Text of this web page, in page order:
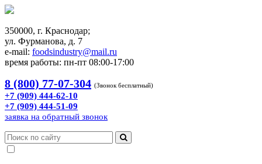
350000, г. Краснодар;
ул. Фурманова, д. 7
e-mail: foodsindustry@mail.ru
время работы: пн-пт 08:00-17:00
8 (800) 77-07-304 (Звонок бесплатный)
+7 (909) 444-62-10
+7 (909) 444-51-09
заявка на обратный звонок